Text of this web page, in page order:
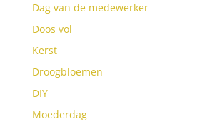
Dag van de medewerker
Doos vol
Kerst
Droogbloemen
DIY
Moederdag